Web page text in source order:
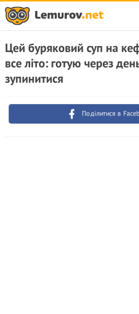
Цей буряковий суп на
все літо: готую через
зупинитися
Поділитися в